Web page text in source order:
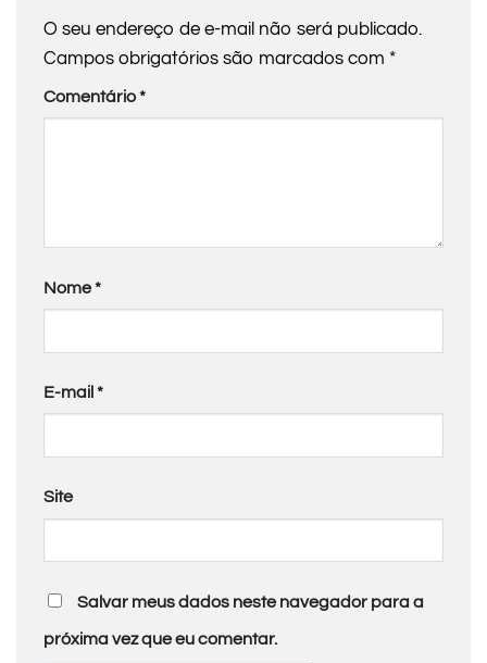
O seu endereço de e-mail não será publicado.
Campos obrigatórios são marcados com *
Comentário*
Nome*
E-mail *
Site
Salvar meus dados neste navegador para a
próxima vez que eu comentar.